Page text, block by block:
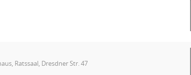
Ratssaal, Dresdner Str. 47